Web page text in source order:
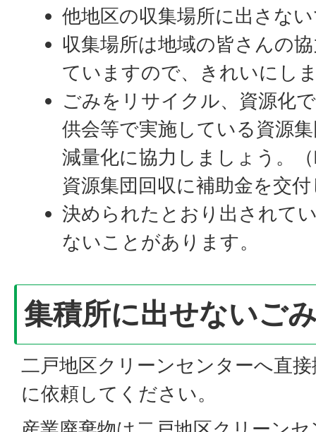
他地区の収集場所に出さな
収集場所は地域の皆さんの
ていますので、きれいにし
ごみをリサイクル、資源化
供会等で実施している資源
減量化に協力しましょう。
資源集団回収に補助金を交
決められたとおり出されて
ないことがあります。
集積所に出せないご
二戸地区クリーンセンターへ直
に依頼してください。